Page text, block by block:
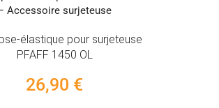
élastique pour surjeteuse
PFAFF 1450 OL
26,90 €